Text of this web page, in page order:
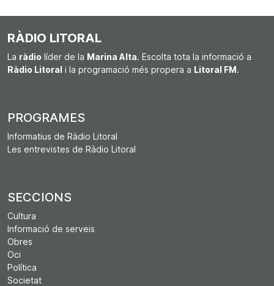
RÀDIO LITORAL
La ràdio líder de la Marina Alta. Escolta tota la informació a
Ràdio Litoral i la programació més propera a Litoral FM.
PROGRAMES
Informatius de Ràdio Litoral
Les entrevistes de Ràdio Litoral
SECCIONS
Cultura
Informació de serveis
Obres
Oci
Política
Societat